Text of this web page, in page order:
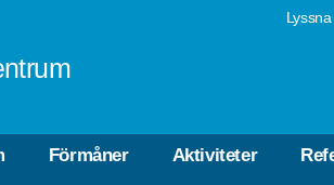
Lyssna
Förmåner Aktiviteter